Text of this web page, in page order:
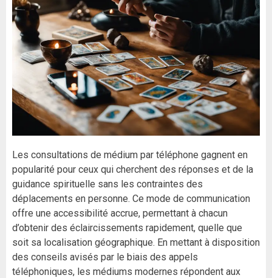
Les consultations de médium par téléphone gagnent en
popularité pour ceux qui cherchent des réponses et de la
guidance spirituelle sans les contraintes des
déplacements en personne. Ce mode de communication
offre une accessibilité accrue, permettant à chacun
d’obtenir des éclaircissements rapidement, quelle que
soit sa localisation géographique. En mettant à disposition
des conseils avisés par le biais des appels
téléphoniques, les médiums modernes répondent aux